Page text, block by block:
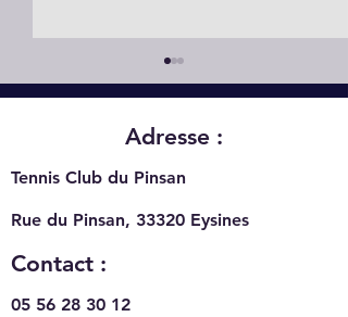
Le déroulé de l'année au
TC Pinsan
Adresse :
Tennis Club du Pinsan
Rue du Pinsan, 33320 Eysines
Contact :
05 56 28 30 12